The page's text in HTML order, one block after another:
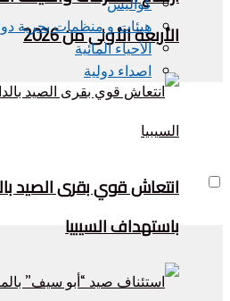
الأربعة الأولى من 2026
انتعاش قوي بقرى الصيد
باستهداف السيبيا
هيئات و منظمات بحرية
الأحياء المائية
اصداء دولية